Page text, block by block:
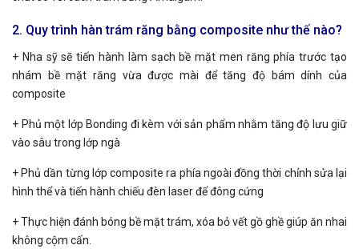
2. Quy trình hàn trám răng bằng composite như thế nào?
+ Nha sỹ sẽ tiến hành làm sạch bề mặt men răng phía trước tạo
nhám bề mặt răng vừa được mài để tăng độ bám dính của
composite
+ Phủ một lớp Bonding đi kèm với sản phẩm nhằm tăng độ lưu giữ
vào sâu trong lớp ngà
+ Phủ dần từng lớp composite ra phía ngoài đồng thời chỉnh sửa lại
hình thể và tiến hành chiếu đèn laser để đông cứng
+ Thực hiện đánh bóng bề mặt trám, xóa bỏ vết gồ ghề giúp ăn nhai
không cộm cấn.